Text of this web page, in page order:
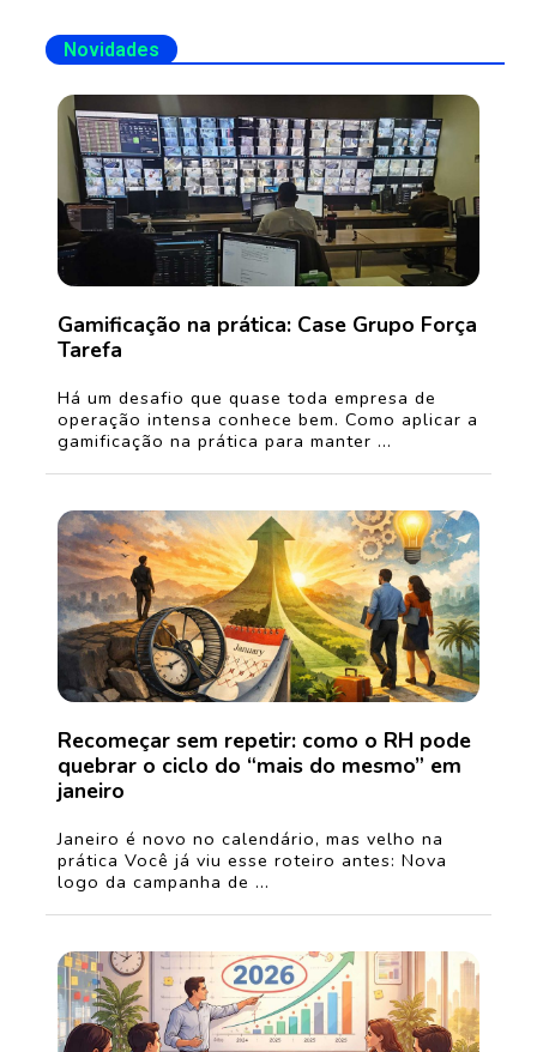
Novidades
Gamificação na prática: Case Grupo Força
Tarefa
Há um desafio que quase toda empresa de
operação intensa conhece bem. Como aplicar a
gamificação na prática para manter ...
Recomeçar sem repetir: como o RH pode
quebrar o ciclo do “mais do mesmo” em
janeiro
Janeiro é novo no calendário, mas velho na
prática Você já viu esse roteiro antes: Nova
logo da campanha de ...